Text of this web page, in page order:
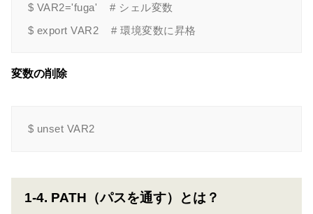
$ VAR2='fuga'    # シェル変数
変数の削除
1-4. PATH（パスを通す）とは？